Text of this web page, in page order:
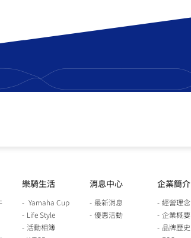
樂騎生活
Yamaha Cup
Life Style
活動相簿
消息中心
最新消息
優惠活動
企業簡介
經營理念
企業概要
品牌歷史